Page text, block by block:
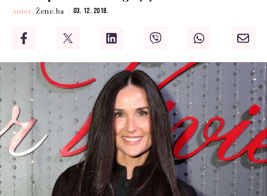
Autor:Žene.ba 03. 12. 2018.